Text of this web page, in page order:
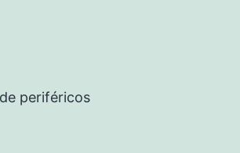
periféricos